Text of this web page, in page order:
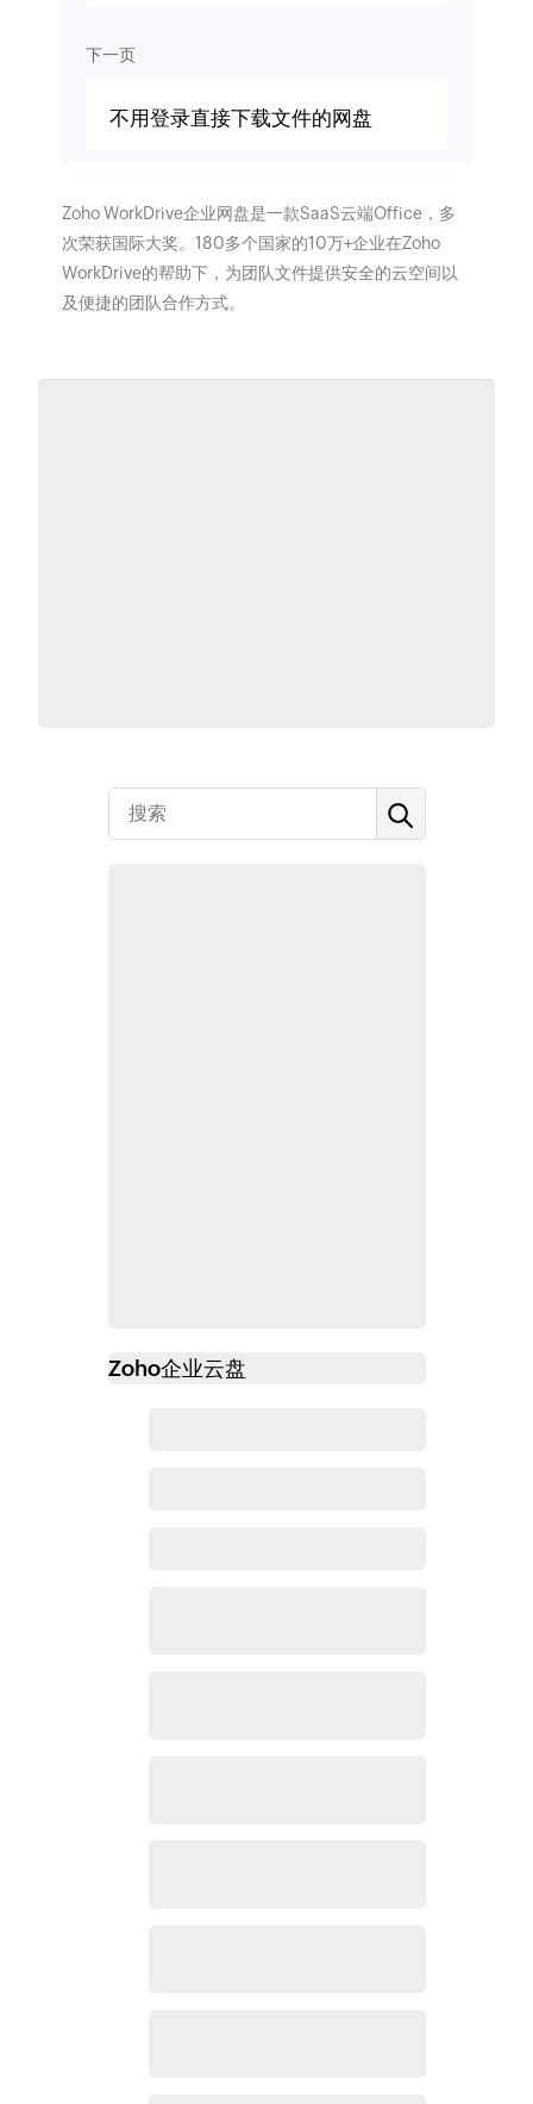
下一页
不用登录直接下载文件的网盘
Zoho WorkDrive企业网盘是一款SaaS云端Office，多
次荣获国际大奖。180多个国家的10万+企业在Zoho
WorkDrive的帮助下，为团队文件提供安全的云空间以
及便捷的团队合作方式。
Zoho企业云盘